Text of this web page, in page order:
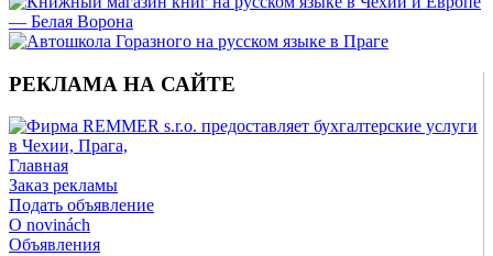
РЕКЛАМА НА САЙТЕ
Главная
Заказ рекламы
Подать объявление
O novinách
Объявления